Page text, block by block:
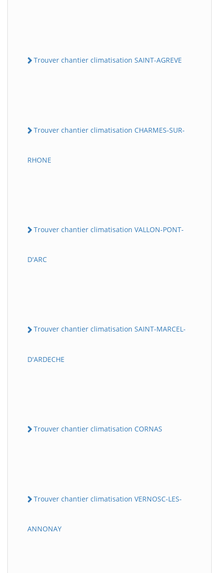
Trouver chantier climatisation SAINT-AGREVE
Trouver chantier climatisation CHARMES-SUR-
RHONE
Trouver chantier climatisation VALLON-PONT-
D'ARC
Trouver chantier climatisation SAINT-MARCEL-
D'ARDECHE
Trouver chantier climatisation CORNAS
Trouver chantier climatisation VERNOSC-LES-
ANNONAY